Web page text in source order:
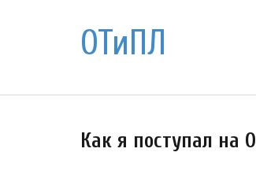
ОТиПЛ
Как я поступал на